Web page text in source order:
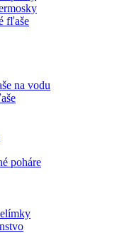
fľaše
na vodu
poháre